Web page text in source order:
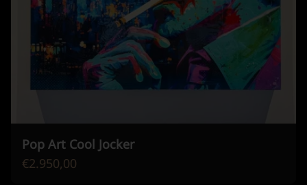
Pop Art Cool Jocker
€2.950,00